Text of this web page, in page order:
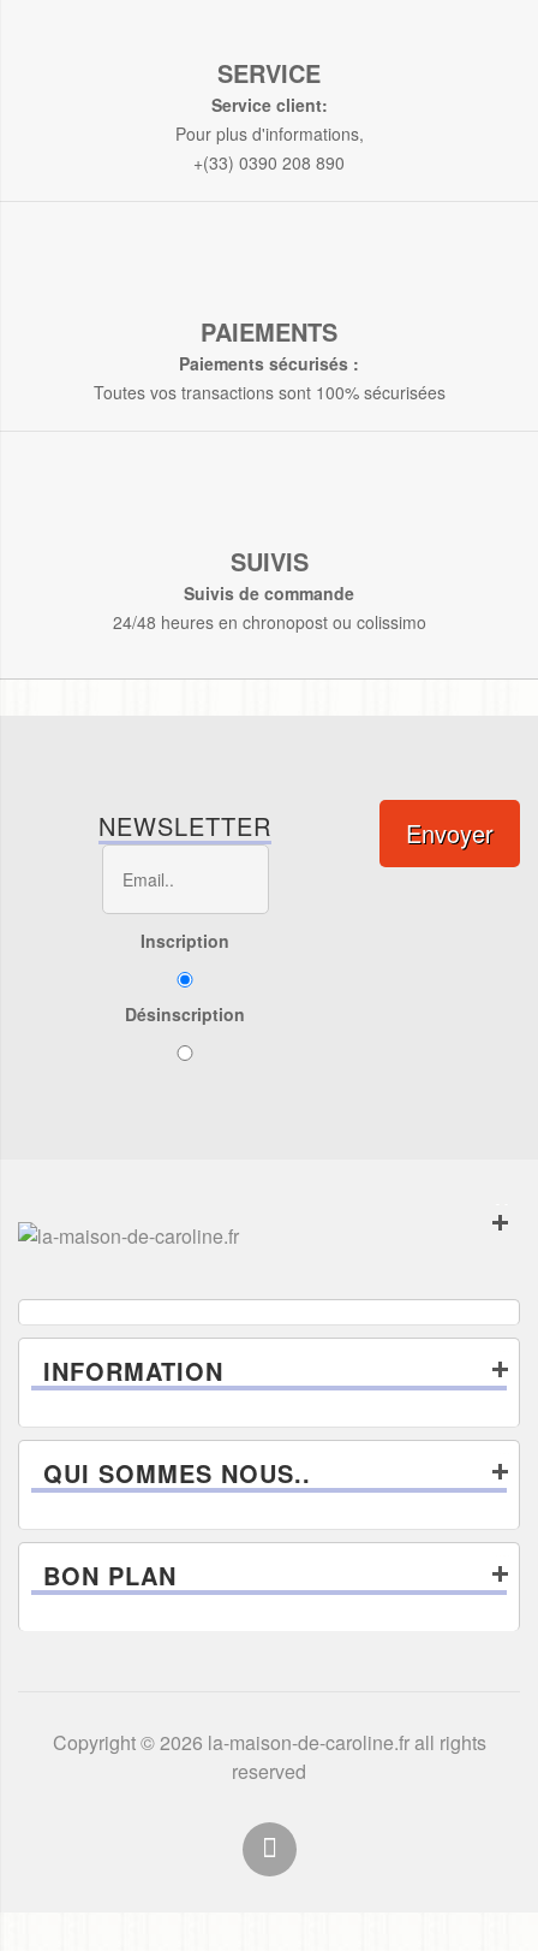
SERVICE
Service client:
Pour plus d'informations,
+(33) 0390 208 890
PAIEMENTS
Paiements sécurisés :
Toutes vos transactions sont 100% sécurisées
SUIVIS
Suivis de commande
24/48 heures en chronopost ou colissimo
NEWSLETTER
Inscription
Désinscription
Envoyer
INFORMATION
QUI SOMMES NOUS..
BON PLAN
Copyright © 2026 la-maison-de-caroline.fr all rights
reserved